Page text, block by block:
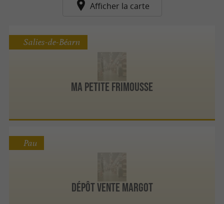
Afficher la carte
Ma petite Frimousse
Salies-de-Béarn
Dépôt Vente Margot
Pau